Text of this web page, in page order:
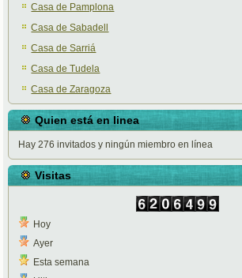
Casa de Pamplona
Casa de Sabadell
Casa de Sarriá
Casa de Tudela
Casa de Zaragoza
Quien está en linea
Hay 276 invitados y ningún miembro en línea
Visitas
Hoy
Ayer
Esta semana